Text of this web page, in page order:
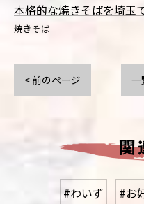
本格的な焼きそばを埼玉
焼きそば
< 前のページ 一
関
#わいず #お